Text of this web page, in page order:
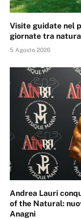
Visite guidate nel
giornate tra
5 Agosto 2026
Andrea Lauri
of the Natural:
Anagni